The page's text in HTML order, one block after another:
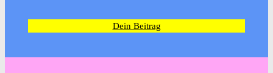
Dein Beitrag